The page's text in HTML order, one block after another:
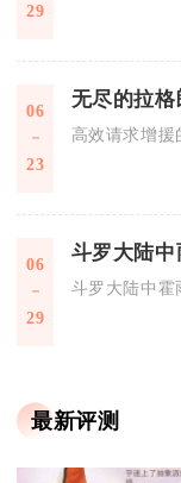
29
06
23
高效请求增
06
29
斗罗大陆中
最新评测